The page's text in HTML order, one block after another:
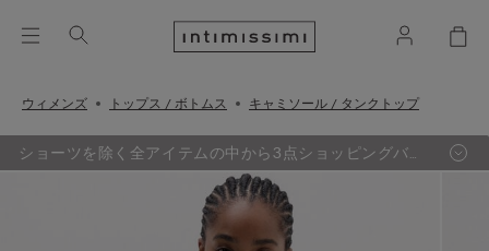
ウィメンズ トップス / ボトムス キャミソール / タンクトップ
ショーツを除く全アイテムの中から3点ショッピングバッ
グ追加するごとに、最も定価の低い1点が無料に。（セー